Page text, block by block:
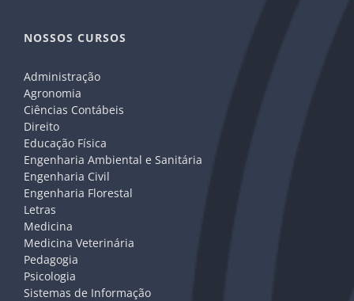
NOSSOS CURSOS
Administração
Agronomia
Ciências Contábeis
Direito
Educação Física
Engenharia Ambiental e Sanitária
Engenharia Civil
Engenharia Florestal
Letras
Medicina
Medicina Veterinária
Pedagogia
Psicologia
Sistemas de Informação